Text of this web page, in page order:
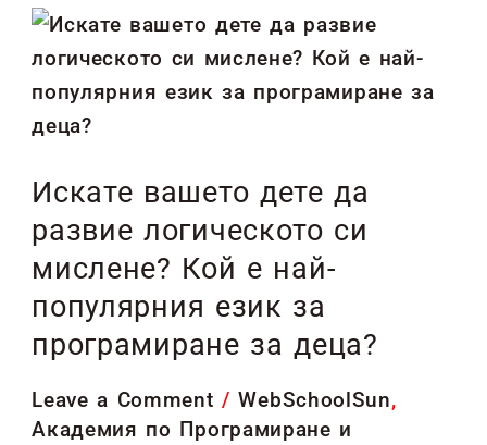
Искате вашето дете да
развие логическото си
мислене? Кой е най-
популярния език за
програмиране за деца?
Leave a Comment /WebSchoolSun,
Академия по Програмиране и
Искате
вашето
дете
да
логическото
си
мислене?
най-
популярния
език